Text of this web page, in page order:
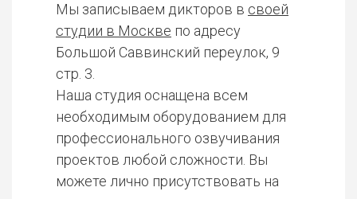
Мы записываем дикторов в своей
студии в Москве по адресу
Большой Саввинский переулок, 9
стр. 3.
Наша студия оснащена всем
необходимым оборудованием для
профессионального озвучивания
проектов любой сложности. Вы
можете лично присутствовать на